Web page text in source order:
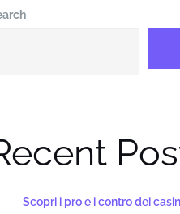
Scopri i pro e i contro dei